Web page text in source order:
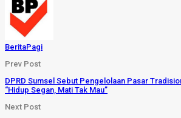
BeritaPagi
Prev Post
DPRD Sumsel Sebut Pengelolaan Pasar
“Hidup Segan, Mati Tak Mau”
Next Post